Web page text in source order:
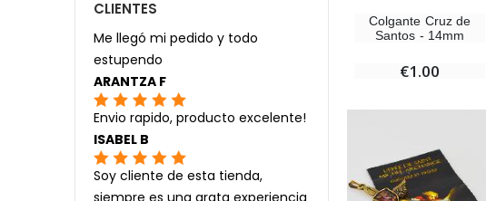
Colgante Cruz de
Santos - 14mm
€1.00
CLIENTES
Me llegó mi pedido y todo
estupendo
ARANTZA F
Envio rapido, producto excelente!
ISABEL B
Soy cliente de esta tienda,
siempre es una grata experiencia